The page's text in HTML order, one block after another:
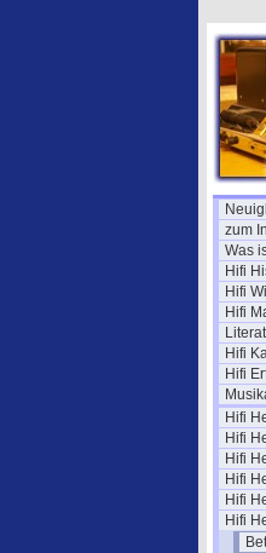
zum
Was
Hifi
Hifi
Hifi
Hifi
Hifi
Hifi
Hifi
Hifi
Hifi
Hifi
Hifi